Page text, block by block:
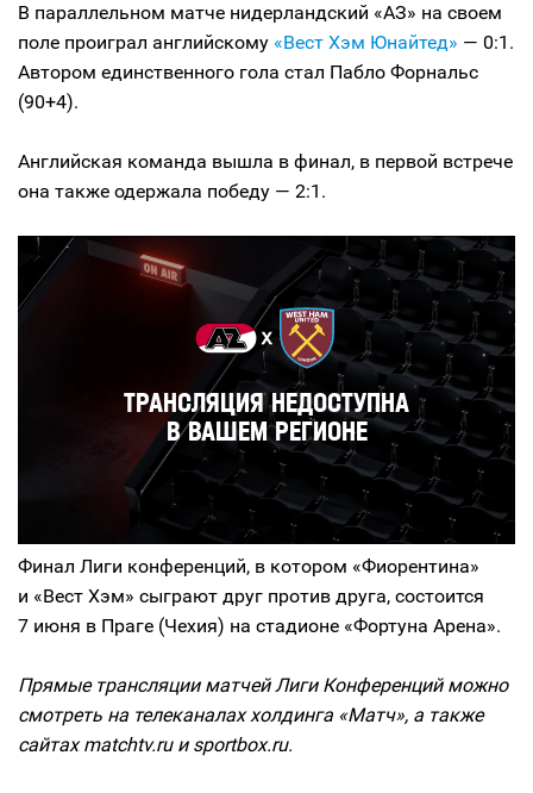
В параллельном матче нидерландский «АЗ» на своем
поле проиграл английскому «Вест Хэм Юнайтед» — 0:1.
Автором единственного гола стал Пабло Форнальс
(90+4).
Английская команда вышла в финал, в первой встрече
она также одержала победу — 2:1.
Финал Лиги конференций, в котором «Фиорентина»
и «Вест Хэм» сыграют друг против друга, состоится
7 июня в Праге (Чехия) на стадионе «Фортуна Арена».
Прямые трансляции матчей Лиги Конференций можно
смотреть на телеканалах холдинга «Матч», а также
сайтах matchtv.ru и sportbox.ru.